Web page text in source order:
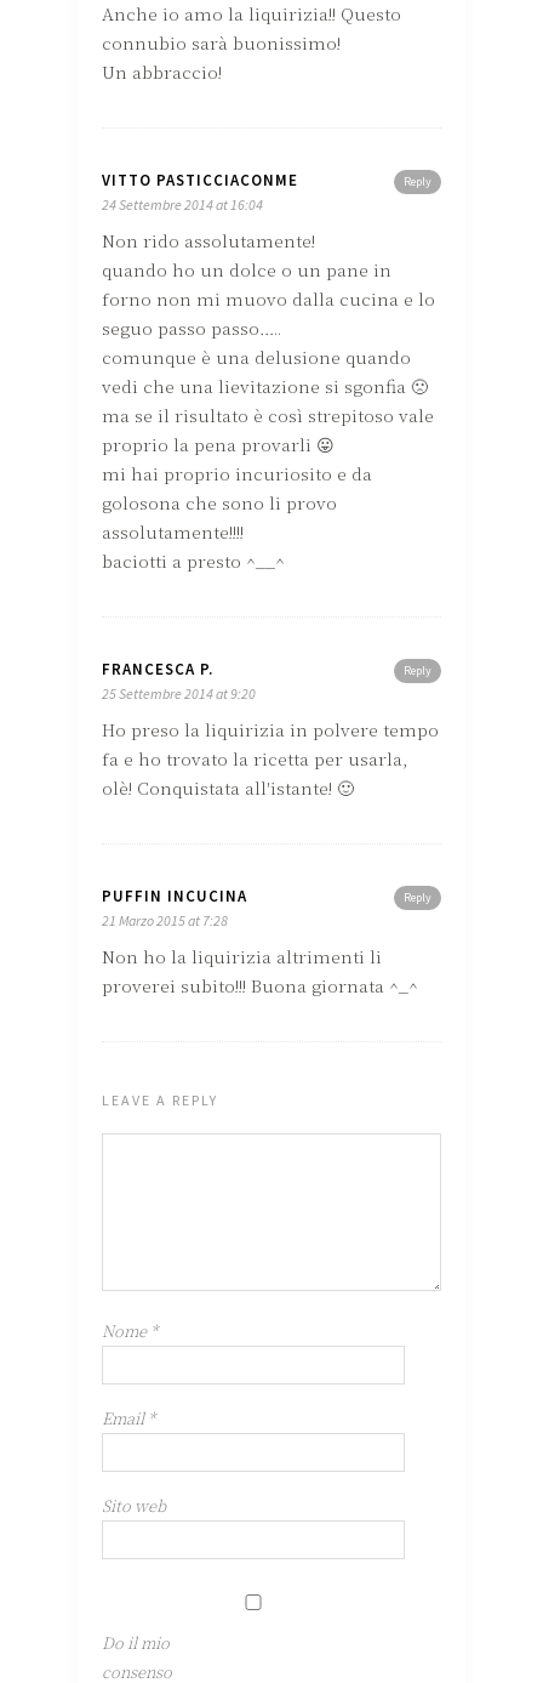
Anche io amo la liquirizia!! Questo
connubio sarà buonissimo!
Un abbraccio!
Reply
VITTO PASTICCIACONME
24 Settembre 2014 at 16:04
Non rido assolutamente!
quando ho un dolce o un pane in
forno non mi muovo dalla cucina e lo
seguo passo passo…..
comunque è una delusione quando
vedi che una lievitazione si sgonfia 🙁
ma se il risultato è così strepitoso vale
proprio la pena provarli 😛
mi hai proprio incuriosito e da
golosona che sono li provo
assolutamente!!!!
baciotti a presto ^__^
Reply
FRANCESCA P.
25 Settembre 2014 at 9:20
Ho preso la liquirizia in polvere tempo
fa e ho trovato la ricetta per usarla,
olè! Conquistata all'istante! 🙂
Reply
PUFFIN INCUCINA
21 Marzo 2015 at 7:28
Non ho la liquirizia altrimenti li
proverei subito!!! Buona giornata ^_^
LEAVE A REPLY
Nome *
Email *
Sito web
Do il mio
consenso